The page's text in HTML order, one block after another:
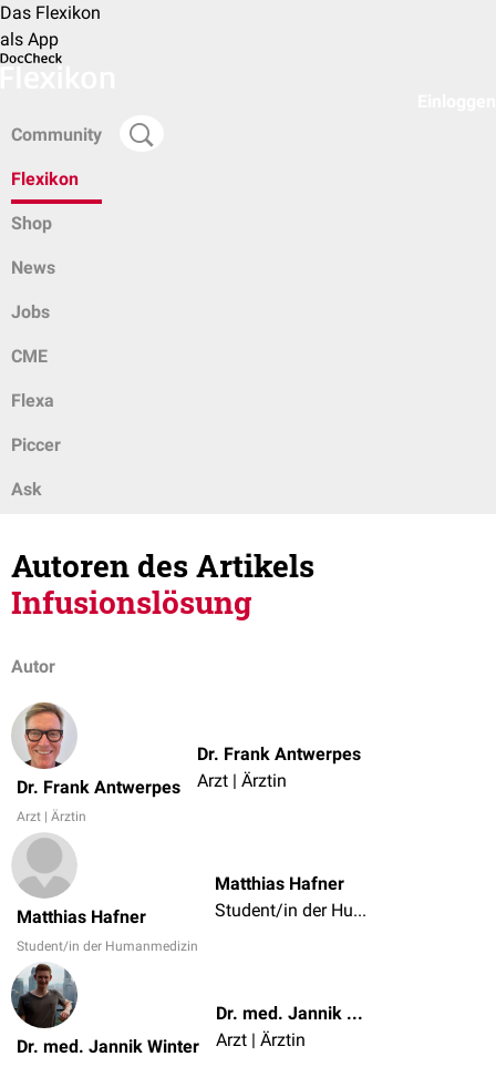
Das Flexikon
als App
Community
Flexikon
Shop
News
Jobs
CME
Flexa
Piccer
Ask
Autoren des Artikels
Infusionslösung
Autor
Dr. Frank Antwerpes
Arzt | Ärztin
Dr. Frank Antwerpes
Arzt | Ärztin
Matthias Hafner
Student/in der Humanmedizin
Matthias Hafner
Student/in der Humanmedizin
Dr. med. Jannik Winter
Dr. med. Jannik Winter
Arzt | Ärztin